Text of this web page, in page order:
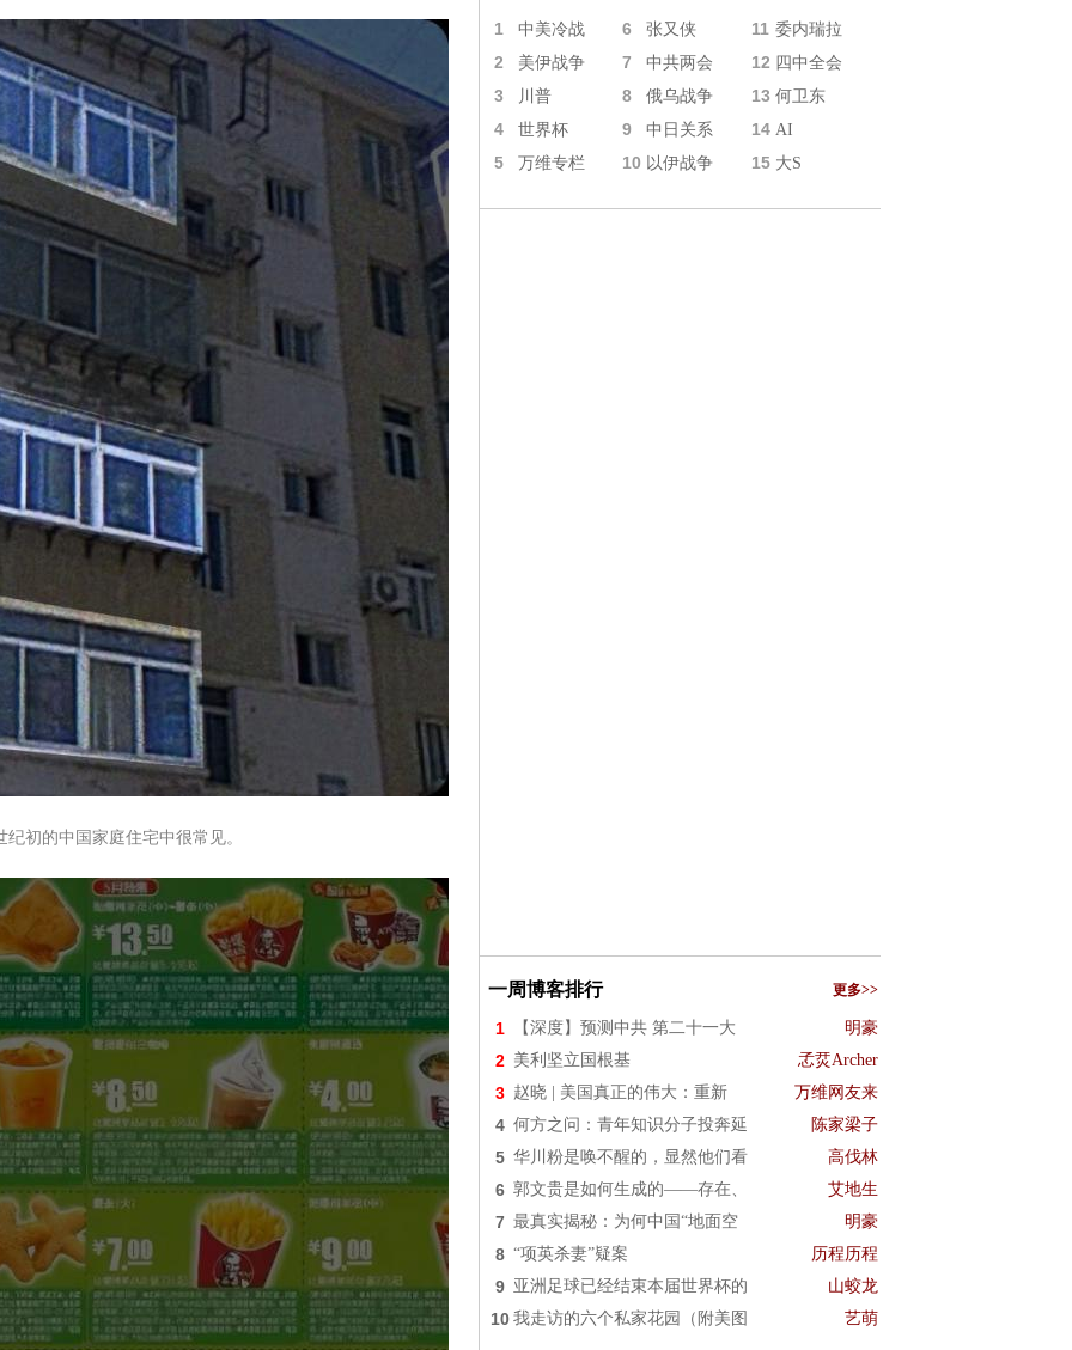
初的中国家庭住宅中很常见。
1 中美冷战 6 张又侠 11 委内瑞拉
2 美伊战争 7 中共两会 12 四中全会
3 川普 8 俄乌战争 13 何卫东
4 世界杯 9 中日关系 14 AI
5 万维专栏 10 以伊战争 15 大S
一周博客排行 更多>>
1 【深度】预测中共 第二十一大 明豪
2 美利坚立国根基 孞烎Archer
3 赵晓 | 美国真正的伟大：重新 万维网友来
4 何方之问：青年知识分子投奔延 陈家梁子
5 华川粉是唤不醒的，显然他们看 高伐林
6 郭文贵是如何生成的——存在、 艾地生
7 最真实揭秘：为何中国“地面空 明豪
8 “项英杀妻”疑案 历程历程
9 亚洲足球已经结束本届世界杯的 山蛟龙
10 我走访的六个私家花园（附美图 艺萌